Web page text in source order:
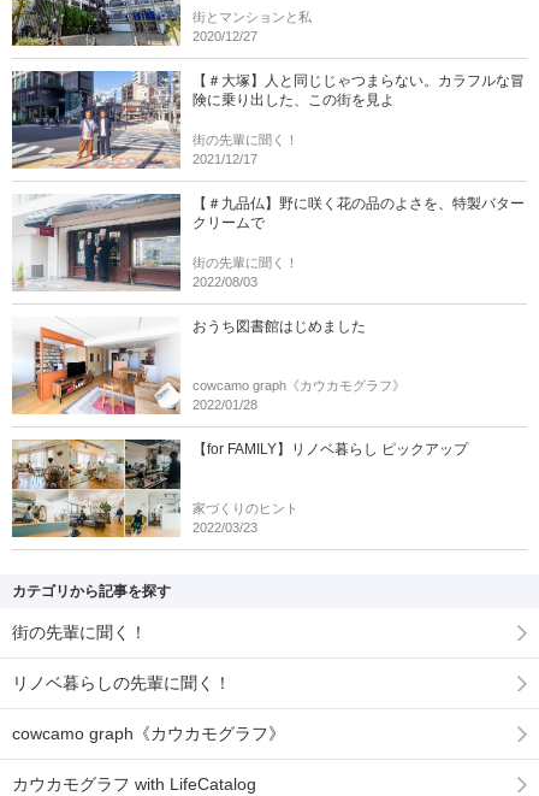
街とマンションと私
2020/12/27
【＃大塚】人と同じじゃつまらない。カラフルな冒
険に乗り出した、この街を見よ
街の先輩に聞く！
2021/12/17
【＃九品仏】野に咲く花の品のよさを、特製バター
クリームで
街の先輩に聞く！
2022/08/03
おうち図書館はじめました
cowcamo graph《カウカモグラフ》
2022/01/28
【for FAMILY】リノベ暮らし ピックアップ
家づくりのヒント
2022/03/23
カテゴリから記事を探す
街の先輩に聞く！
リノベ暮らしの先輩に聞く！
cowcamo graph《カウカモグラフ》
カウカモグラフ with LifeCatalog